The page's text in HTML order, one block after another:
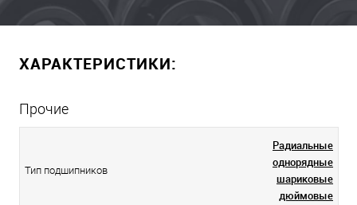
ХАРАКТЕРИСТИКИ:
Прочие
Тип подшипников
Радиальные
однорядные
шариковые
дюймовые